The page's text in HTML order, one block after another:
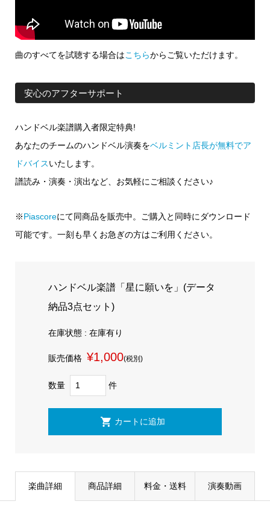
曲のすべてを試聴する場合はこちらからご覧いただけます。
安心のアフターサポート
ハンドベル楽譜購入者限定特典!
あなたのチームのハンドベル演奏をベルミント店長が無料でア
ドバイスいたします。
譜読み・演奏・演出など、お気軽にご相談ください♪
※Piascoreにて同商品を販売中。ご購入と同時にダウンロード
可能です。一刻も早くお急ぎの方はご利用ください。
ハンドベル楽譜「星に願いを」(データ
納品3点セット)
在庫状態 : 在庫有り
販売価格 ¥1,000(税別)
数量 件
楽曲詳細 商品詳細 料金・送料 演奏動画